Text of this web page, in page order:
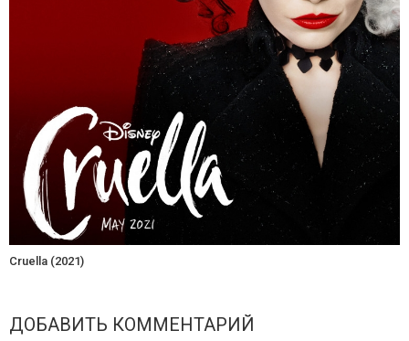
Cruella (2021)
ДОБАВИТЬ КОММЕНТАРИЙ